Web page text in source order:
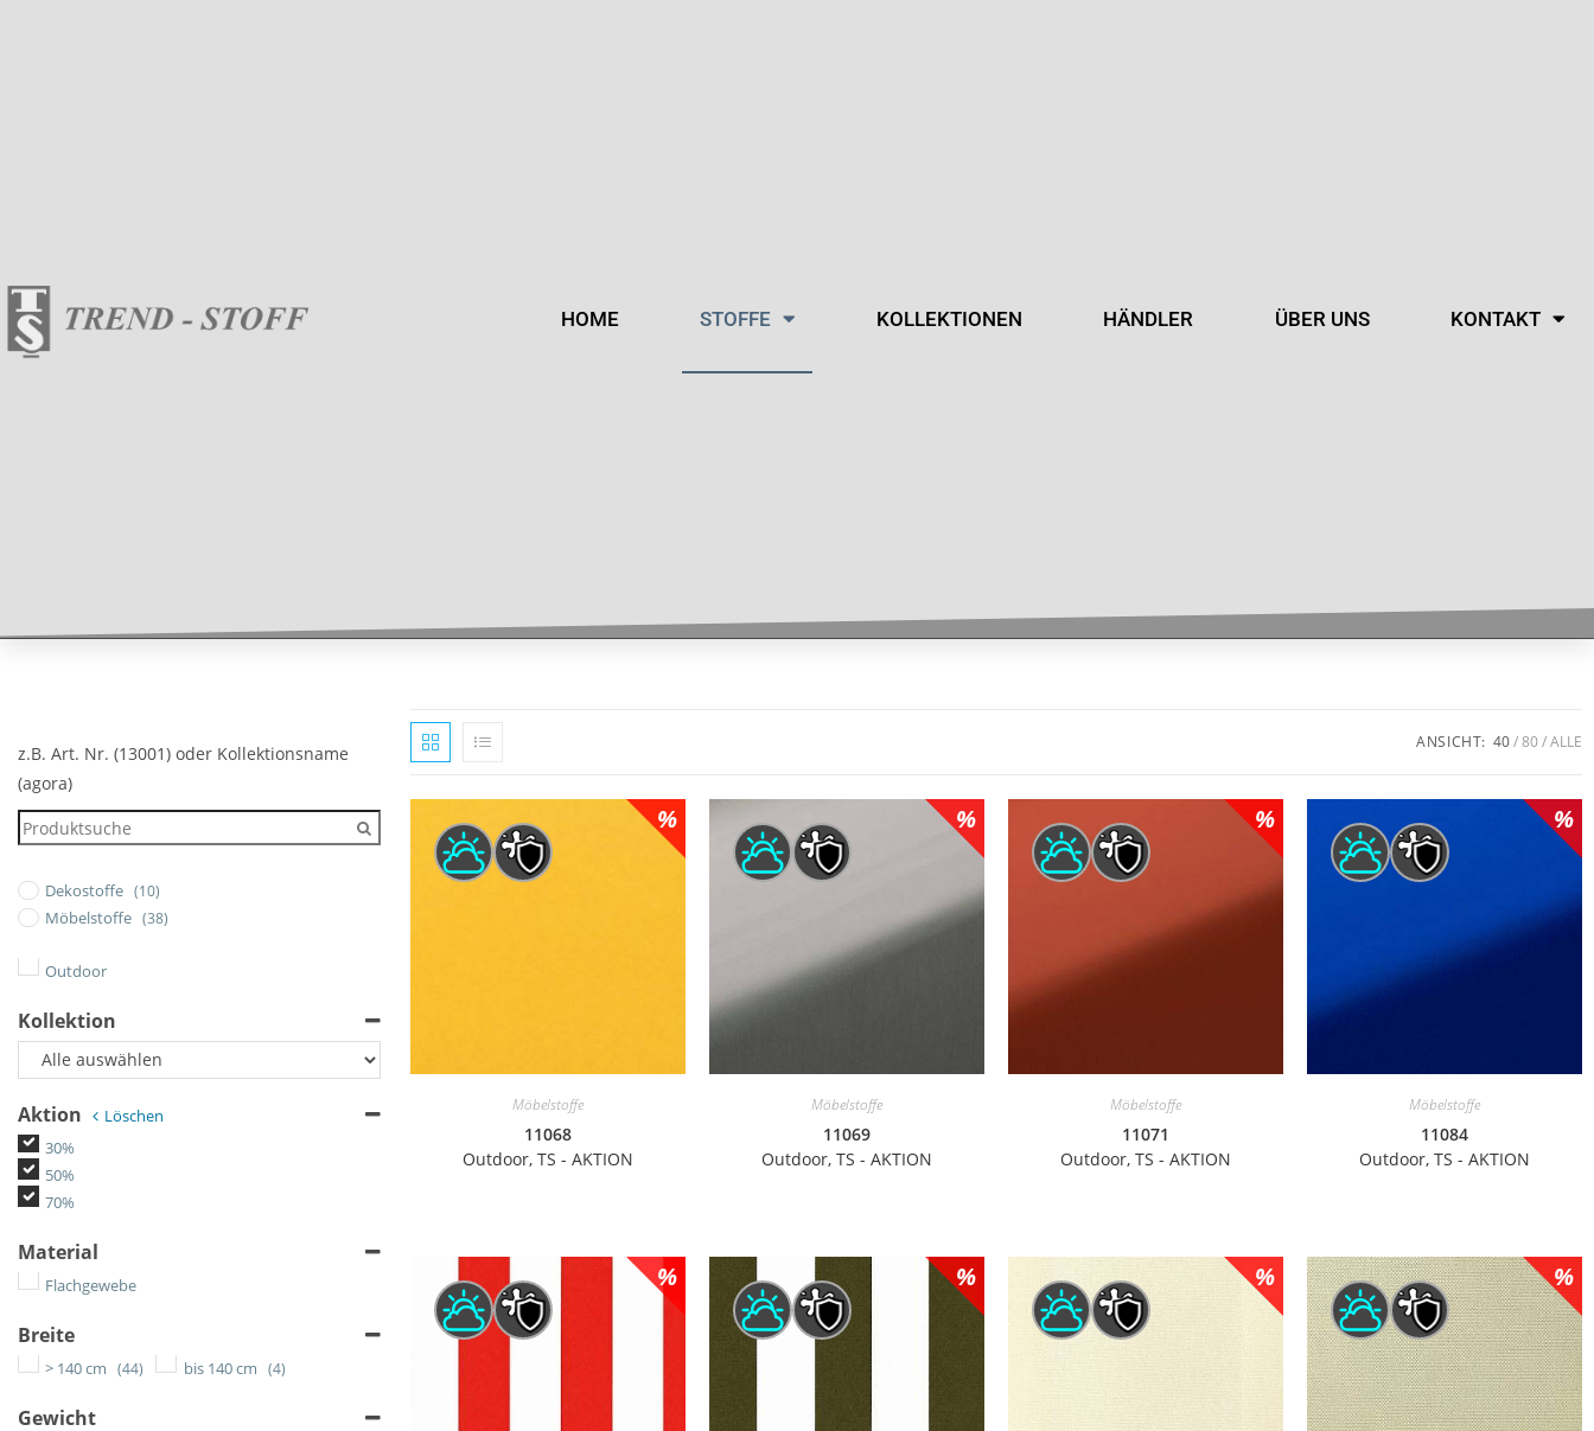
HOME STOFFE KOLLEKTIONEN HÄNDLER ÜBER UNS KONTAKT
z.B. Art. Nr. (13001) oder Kollektionsname
(agora)
Dekostoffe (10)
Möbelstoffe (38)
Outdoor
Kollektion
Aktion
Löschen
30%
50%
70%
Material
Flachgewebe
Breite
> 140 cm (44) bis 140 cm (4)
Gewicht
ANSICHT: 40 80 ALLE
Möbelstoffe
11068
Outdoor, TS - AKTION
Möbelstoffe
11069
Outdoor, TS - AKTION
Möbelstoffe
11071
Outdoor, TS - AKTION
Möbelstoffe
11084
Outdoor, TS - AKTION